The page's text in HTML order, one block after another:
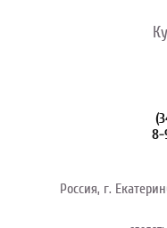
8-
Россия, г.